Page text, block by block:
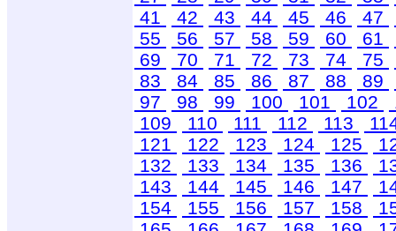
41
42 43 44 45 46 47
55
56 57 58 59 60 61
69
70 71 72 73 74 75
83
84 85 86 87 88 89
97
98 99 100 101 102
109
110 111 112 113
121
122 123 124 125
132
133 134 135 136
143
144 145 146 147
154
155 156 157 158